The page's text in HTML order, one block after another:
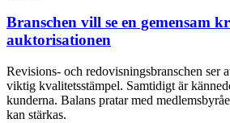
Branschen vill se en gemensam
auktorisationen
Revisions- och redovisningsbranschen ser
viktig kvalitetsstämpel. Samtidigt är
kunderna. Balans pratar med
kan stärkas.